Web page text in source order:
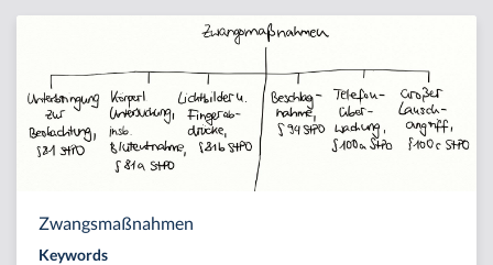
Zwangsmaßnahmen
Keywords